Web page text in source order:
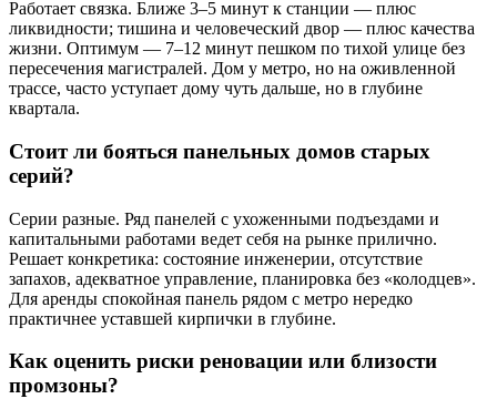
Работает связка. Ближе 3–5 минут к станции — плюс
ликвидности; тишина и человеческий двор — плюс качества
жизни. Оптимум — 7–12 минут пешком по тихой улице без
пересечения магистралей. Дом у метро, но на оживленной
трассе, часто уступает дому чуть дальше, но в глубине
квартала.
Стоит ли бояться панельных домов старых
серий?
Серии разные. Ряд панелей с ухоженными подъездами и
капитальными работами ведет себя на рынке прилично.
Решает конкретика: состояние инженерии, отсутствие
запахов, адекватное управление, планировка без «колодцев».
Для аренды спокойная панель рядом с метро нередко
практичнее уставшей кирпички в глубине.
Как оценить риски реновации или близости
промзоны?